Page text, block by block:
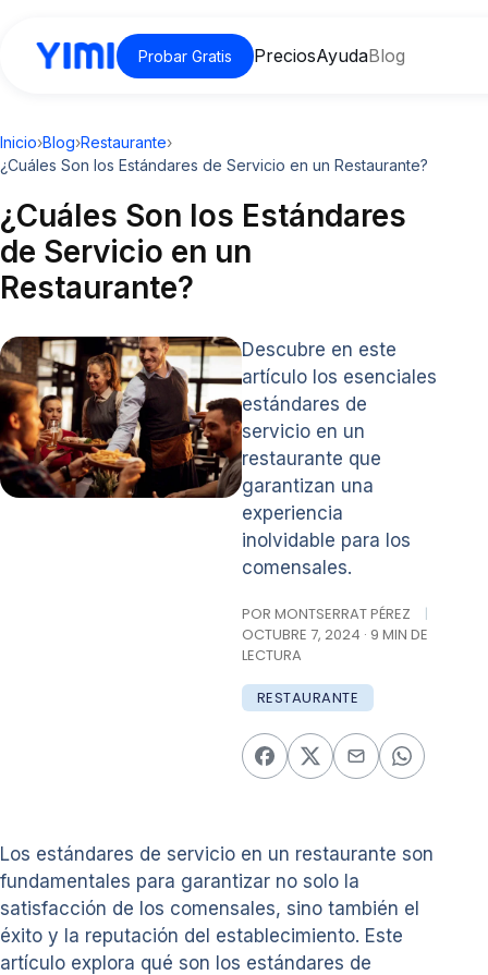
Probar Gratis PreciosAyudaBlog
Inicio›Blog›Restaurante›
¿Cuáles Son los Estándares de Servicio en un Restaurante?
¿Cuáles Son los Estándares
de Servicio en un
Restaurante?
Descubre en este
artículo los esenciales
estándares de
servicio en un
restaurante que
garantizan una
experiencia
inolvidable para los
comensales.
POR MONTSERRAT PÉREZ
|
OCTUBRE 7, 2024 · 9 MIN DE
LECTURA
RESTAURANTE
Los estándares de servicio en un restaurante son
fundamentales para garantizar no solo la
satisfacción de los comensales, sino también el
éxito y la reputación del establecimiento. Este
artículo explora qué son los estándares de